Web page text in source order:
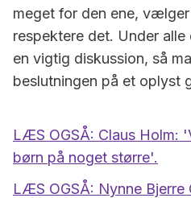
meget for den ene,
respektere det. Under
en vigtig diskussion, så
beslutningen på et oplyst
LÆS OGSÅ: Claus Holm:
børn på noget større'.
LÆS OGSÅ: Nynne Bjerre